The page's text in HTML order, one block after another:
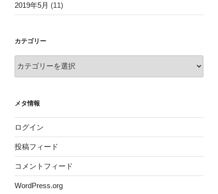
2019年5月 (11)
カテゴリー
テ
ー
メタ情報
ログイン
投稿フィード
コメントフィード
WordPress.org